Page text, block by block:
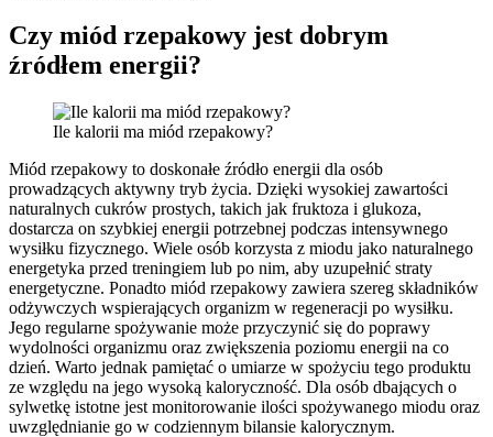
Czy miód rzepakowy jest dobrym
źródłem energii?
Ile kalorii ma miód rzepakowy?
Miód rzepakowy to doskonałe źródło energii dla osób
prowadzących aktywny tryb życia. Dzięki wysokiej zawartości
naturalnych cukrów prostych, takich jak fruktoza i glukoza,
dostarcza on szybkiej energii potrzebnej podczas intensywnego
wysiłku fizycznego. Wiele osób korzysta z miodu jako naturalnego
energetyka przed treningiem lub po nim, aby uzupełnić straty
energetyczne. Ponadto miód rzepakowy zawiera szereg składników
odżywczych wspierających organizm w regeneracji po wysiłku.
Jego regularne spożywanie może przyczynić się do poprawy
wydolności organizmu oraz zwiększenia poziomu energii na co
dzień. Warto jednak pamiętać o umiarze w spożyciu tego produktu
ze względu na jego wysoką kaloryczność. Dla osób dbających o
sylwetkę istotne jest monitorowanie ilości spożywanego miodu oraz
uwzględnianie go w codziennym bilansie kalorycznym.